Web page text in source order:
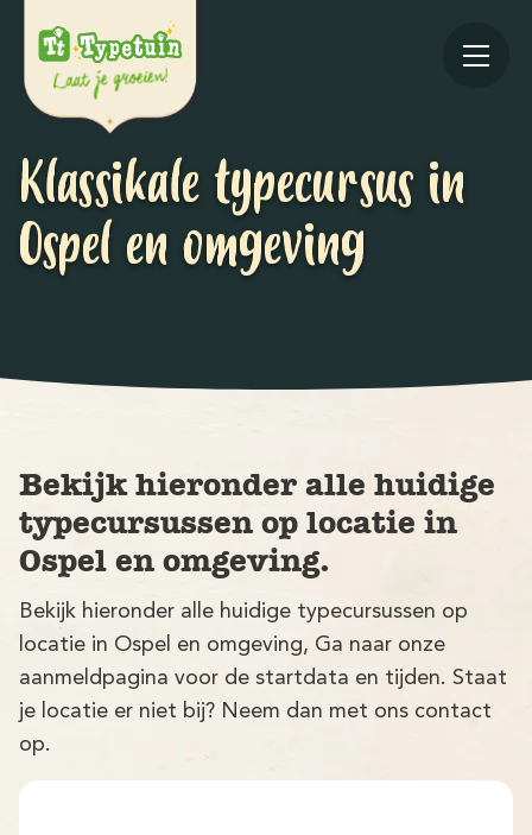
Klassikale typecursus in
Ospel en omgeving
Bekijk hieronder alle huidige
typecursussen op locatie in
Ospel en omgeving.
Bekijk hieronder alle huidige typecursussen op
locatie in Ospel en omgeving, Ga naar onze
aanmeldpagina voor de startdata en tijden. Staat
je locatie er niet bij? Neem dan met ons contact
op.